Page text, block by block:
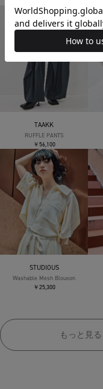
TAAKK
RUFFLE PANTS
￥56,100
STUDIOUS
Washable Mesh Blouson
￥25,300
もっと見る